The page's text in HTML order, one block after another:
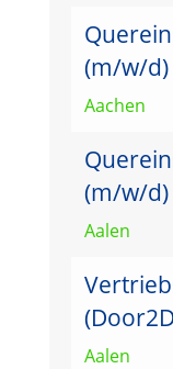
(m/w/d)
Aachen
(m/w/
Aalen
Aalen